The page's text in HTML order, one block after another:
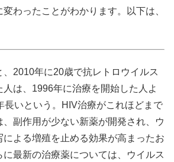
わったことがわかります。以下は、
2010年に20歳で抗レトロウイルス
は、1996年に治療を開始した人よ
長いという。HIV治療がこれほどまで
副作用が少ない新薬が開発され、ウ
による増殖を止める効果が高まったお
最新の治療薬については、ウイルス